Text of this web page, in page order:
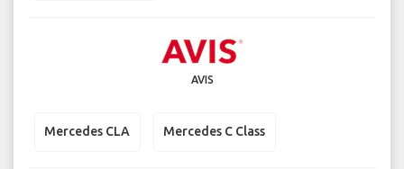
AVIS
Mercedes CLA Mercedes C Class